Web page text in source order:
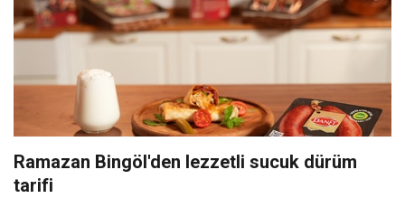
Ramazan Bingöl'den lezzetli sucuk dürüm
tarifi